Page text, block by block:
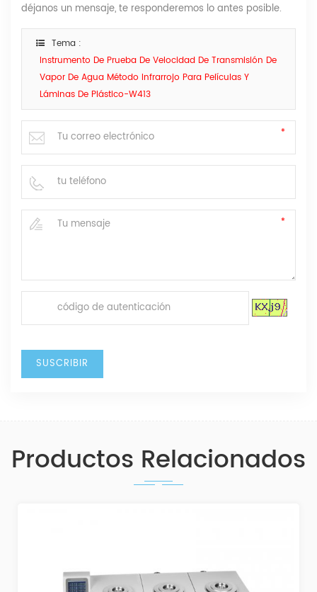
déjanos un mensaje, te responderemos lo antes posible.
Tema :
Instrumento De Prueba De Velocidad De Transmisión De
Vapor De Agua Método Infrarrojo Para Películas Y
Láminas De Plástico-W413
Productos Relacionados